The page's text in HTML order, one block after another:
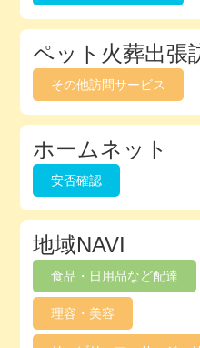
ペット火葬出張
その他訪問サービス
ホームネット
安否確認
地域NAVI
食品・日用品など配達
理容・美容